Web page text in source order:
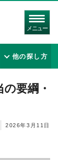
メニュー
他の探し方
要綱・
2026年3月11日